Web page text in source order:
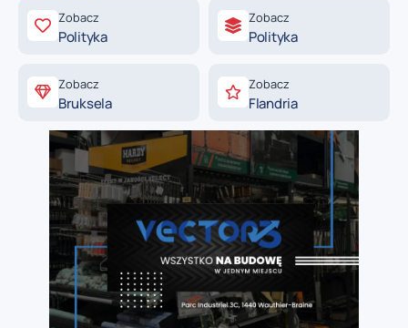
Zobacz
Polityka
Zobacz
Polityka
Zobacz
Bruksela
Zobacz
Flandria